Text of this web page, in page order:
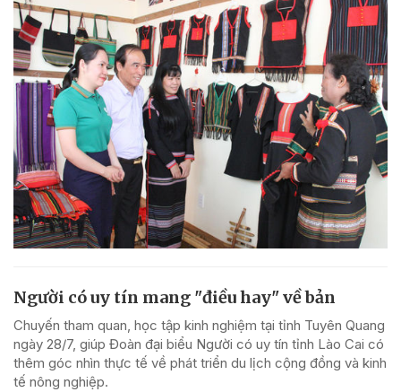
Người có uy tín mang "điều hay" về bản
Chuyến tham quan, học tập kinh nghiệm tại tỉnh Tuyên Quang
ngày 28/7, giúp Đoàn đại biểu Người có uy tín tỉnh Lào Cai có
thêm góc nhìn thực tế về phát triển du lịch cộng đồng và kinh
tế nông nghiệp.